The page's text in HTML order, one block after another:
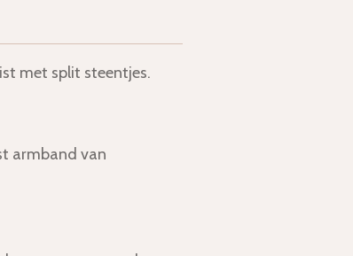
met split steentjes.
armband van